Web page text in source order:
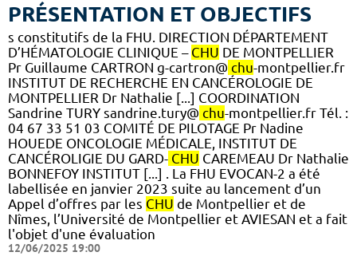
PRÉSENTATION ET OBJECTIFS
s constitutifs de la FHU. DIRECTION DÉPARTEMENT
D’HÉMATOLOGIE CLINIQUE – CHU DE MONTPELLIER
Pr Guillaume CARTRON g-cartron@ chu-montpellier.fr
INSTITUT DE RECHERCHE EN CANCÉROLOGIE DE
MONTPELLIER Dr Nathalie [...] COORDINATION
Sandrine TURY sandrine.tury@ chu-montpellier.fr Tél. :
04 67 33 51 03 COMITÉ DE PILOTAGE Pr Nadine
HOUEDE ONCOLOGIE MÉDICALE, INSTITUT DE
CANCÉROLIGIE DU GARD- CHU CAREMEAU Dr Nathalie
BONNEFOY INSTITUT [...] . La FHU EVOCAN-2 a été
labellisée en janvier 2023 suite au lancement d’un
Appel d’offres par les CHU de Montpellier et de
Nîmes, l’Université de Montpellier et AVIESAN et a fait
l'objet d'une évaluation
12/06/2025 19:00